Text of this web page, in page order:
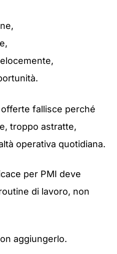
fallisce perché
troppo astratte,
operativa quotidiana.
per PMI deve
di lavoro, non
aggiungerlo.